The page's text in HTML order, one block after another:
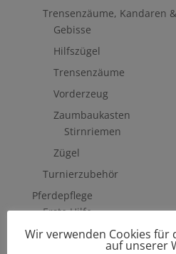
Trensenzäume, Kandaren
Gebisse
Hilfszügel
Trensenzäume
Vorderzeug
Zaumbaukasten
Stirnriemen
Zügel
Turnierzubehör
Pferdepflege
Erste Hilfe
Fliegenschutzmittel
Wir verwenden Cookies
auf unserer